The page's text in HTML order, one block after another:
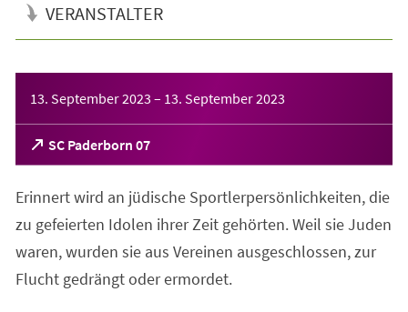
VERANSTALTER
13. September 2023 – 13. September 2023
SC Paderborn 07
(Öffnet
in
neuen
Tab)
Erinnert wird an jüdische Sportlerpersönlichkeiten, die
zu gefeierten Idolen ihrer Zeit gehörten. Weil sie Juden
waren, wurden sie aus Vereinen ausgeschlossen, zur
Flucht gedrängt oder ermordet.